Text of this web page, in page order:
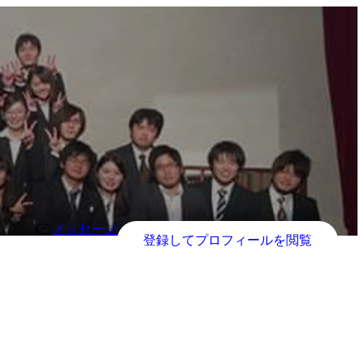
メッセージ
登録してプロフィールを閲覧